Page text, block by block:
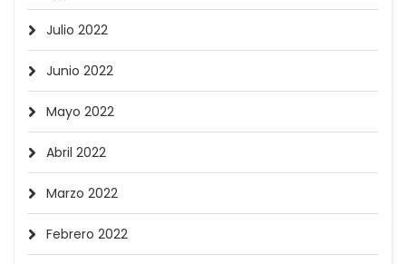
Julio 2022
Junio 2022
Mayo 2022
Abril 2022
Marzo 2022
Febrero 2022